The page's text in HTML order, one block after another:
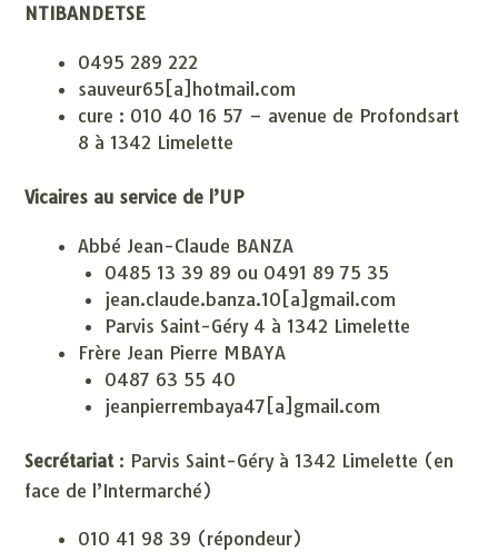
NTIBANDETSE
0495 289 222
sauveur65[a]hotmail.com
cure : 010 40 16 57 – avenue de Profondsart
8 à 1342 Limelette
Vicaires au service de l’UP
Abbé Jean-Claude BANZA
0485 13 39 89 ou 0491 89 75 35
jean.claude.banza.10[a]gmail.com
Parvis Saint-Géry 4 à 1342 Limelette
Frère Jean Pierre MBAYA
0487 63 55 40
jeanpierrembaya47[a]gmail.com
Secrétariat : Parvis Saint-Géry à 1342 Limelette (en
face de l’Intermarché)
010 41 98 39 (répondeur)